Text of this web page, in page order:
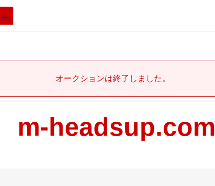
オークションは終了しました。
m-headsup.com